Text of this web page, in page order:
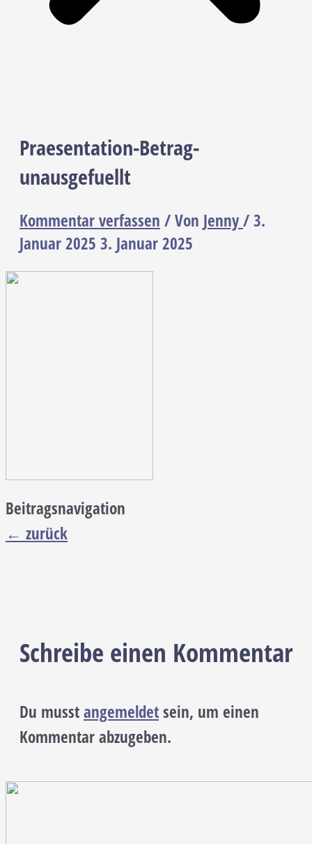
Praesentation-Betrag-
unausgefuellt
Kommentar verfassen / Von Jenny/3.
Januar 2025 3. Januar 2025
Beitragsnavigation
← zurück
Schreibe einen Kommentar
Du musstangemeldetsein, um einen
Kommentar abzugeben.